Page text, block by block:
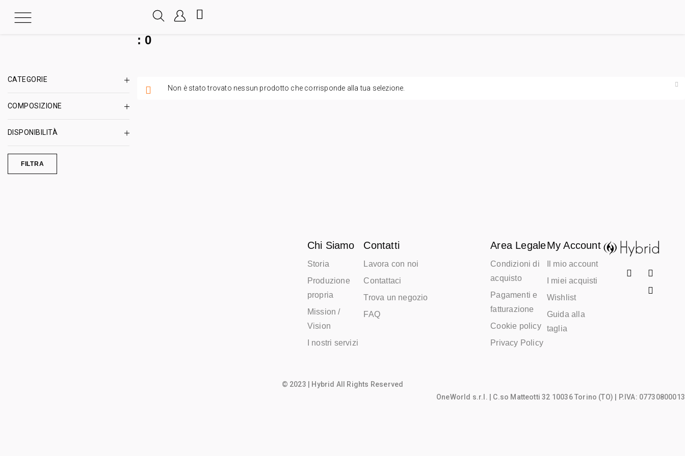
: 0
CATEGORIE
COMPOSIZIONE
DISPONIBILITÀ
FILTRA
Non è stato trovato nessun prodotto che corrisponde alla tua selezione.
Chi Siamo
Storia
Produzione
propria
Mission /
Vision
I nostri servizi
Contatti
Lavora con noi
Contattaci
Trova un negozio
FAQ
Area Legale
Condizioni di
acquisto
Pagamenti e
fatturazione
Cookie policy
Privacy Policy
My Account
Il mio account
I miei acquisti
Wishlist
Guida alla
taglia
© 2023 | Hybrid All Rights Reserved
OneWorld s.r.l.
| C.so Matteotti 32 10036 Torino (TO) | P.IVA: 07730800013